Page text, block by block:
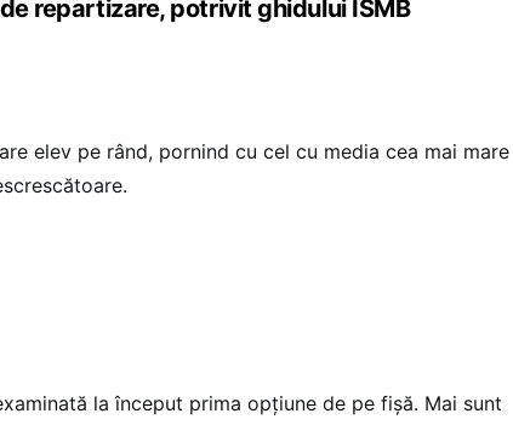
repartizare, potrivit ghidului ISMB
elev pe rând, pornind cu cel cu media cea mai mare
la început prima opțiune de pe fișă. Mai sunt